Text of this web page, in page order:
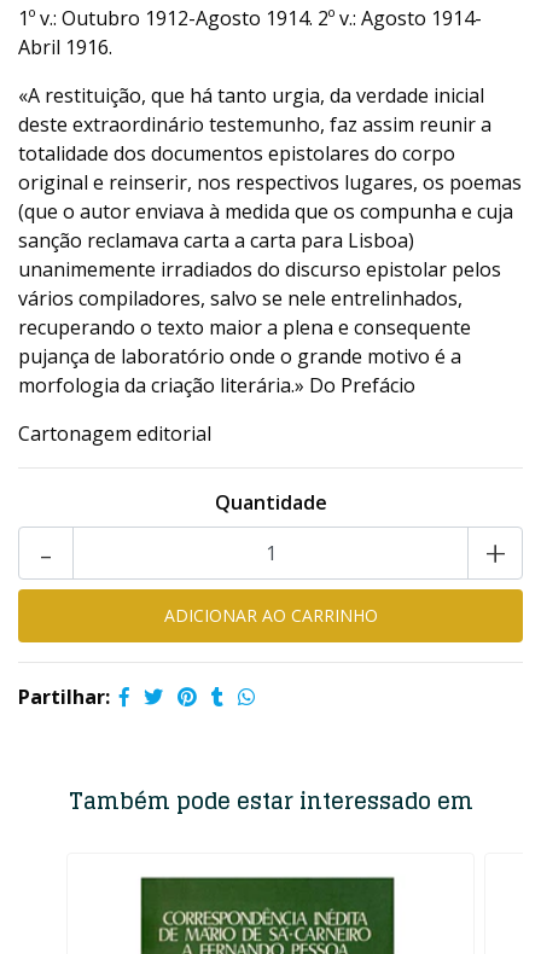
1º v.: Outubro 1912-Agosto 1914. 2º v.: Agosto 1914-
Abril 1916.
«A restituição, que há tanto urgia, da verdade inicial
deste extraordinário testemunho, faz assim reunir a
totalidade dos documentos epistolares do corpo
original e reinserir, nos respectivos lugares, os poemas
(que o autor enviava à medida que os compunha e cuja
sanção reclamava carta a carta para Lisboa)
unanimemente irradiados do discurso epistolar pelos
vários compiladores, salvo se nele entrelinhados,
recuperando o texto maior a plena e consequente
pujança de laboratório onde o grande motivo é a
morfologia da criação literária.» Do Prefácio
Cartonagem editorial
Quantidade
+
-
Partilhar:
Também pode estar interessado em